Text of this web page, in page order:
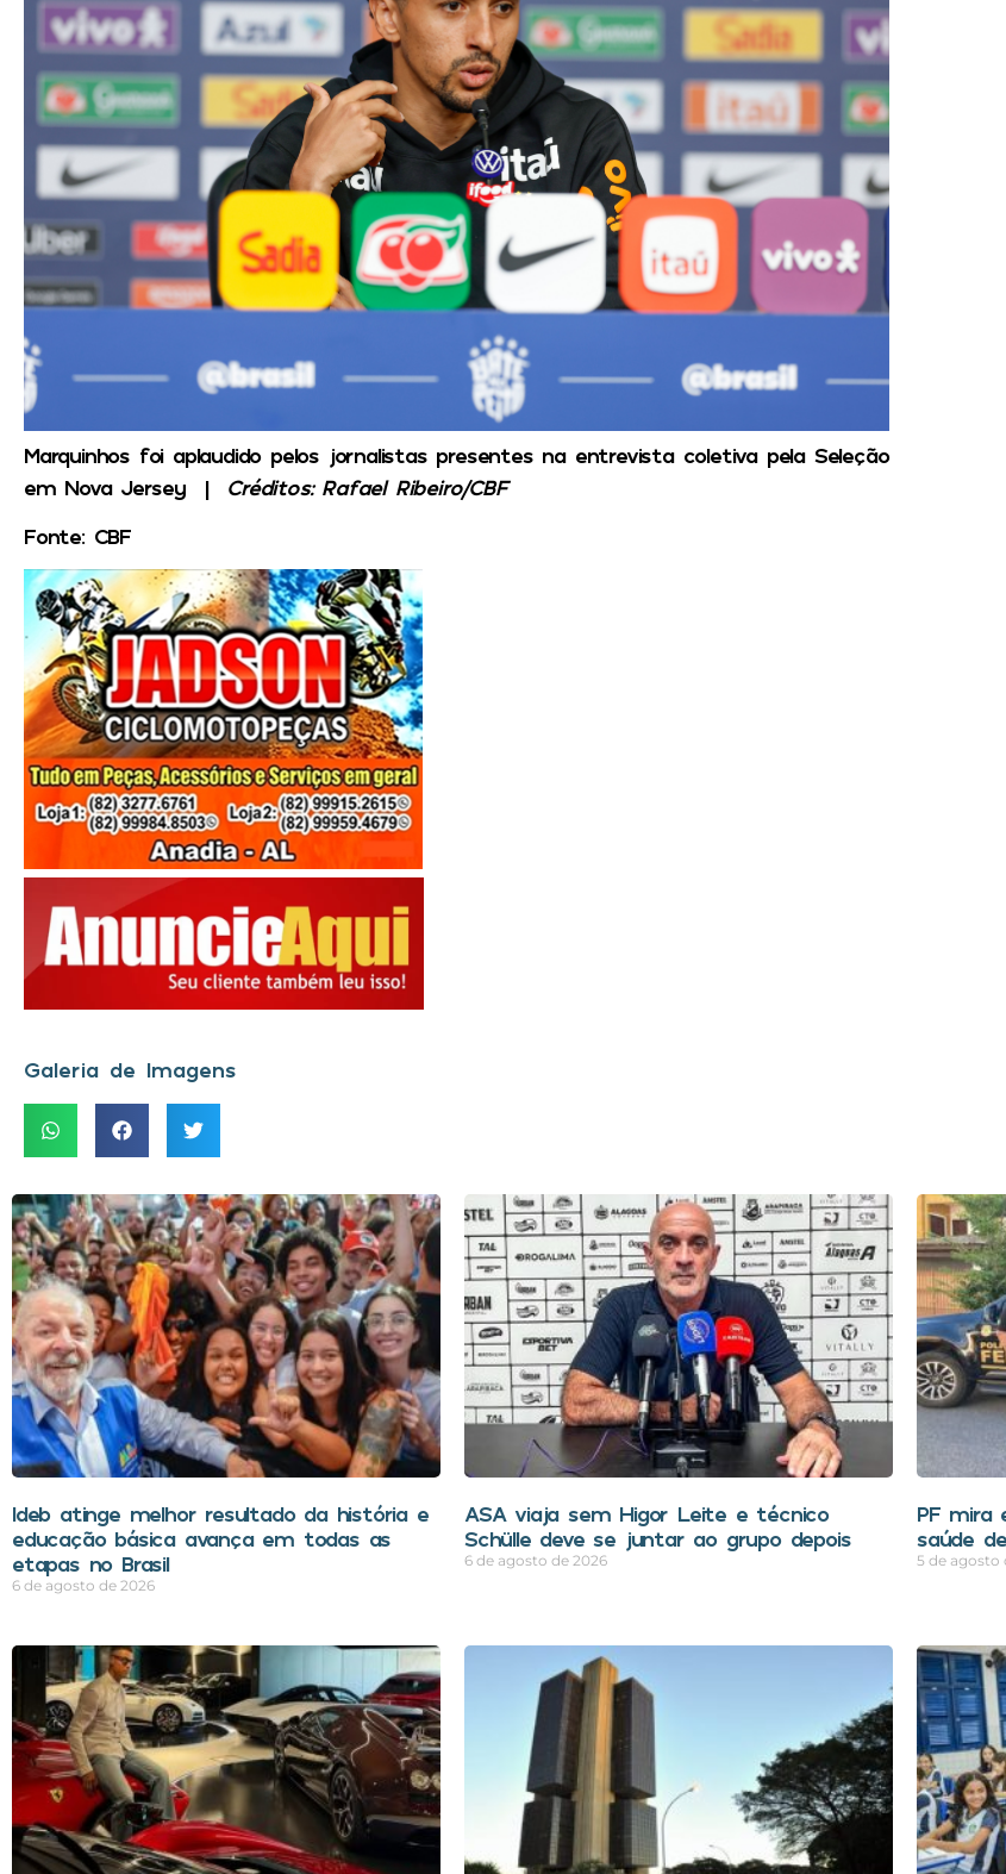
Marquinhos foi aplaudido pelos jornalistas presentes na entrevista coletiva pela Seleção
em Nova Jersey | Créditos: Rafael Ribeiro/CBF
Fonte: CBF
Galeria de Imagens
Ideb atinge melhor resultado da história e
educação básica avança em todas as
etapas no Brasil
6 de agosto de 2026
ASA viaja sem Higor Leite e técnico
Schülle deve se juntar ao grupo depois
6 de agosto de 2026
PF mira
saúde
5 de agosto